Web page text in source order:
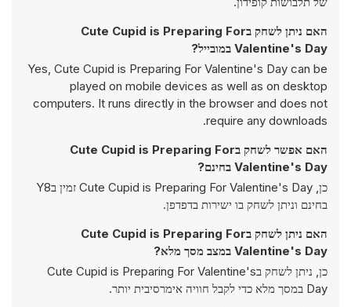
האם ניתן לשחק בCute Cupid is Preparing For
Valentine's Day במובייל?
Yes, Cute Cupid is Preparing For Valentine's Day can be
played on mobile devices as well as on desktop
computers. It runs directly in the browser and does not
require any downloads.
האם אפשר לשחק בCute Cupid is Preparing For
Valentine's Day בחינם?
כן, Cute Cupid is Preparing For Valentine's Day זמין בY8
בחינם וניתן לשחק בו ישירות בדפדפן.
האם ניתן לשחק בCute Cupid is Preparing For
Valentine's Day במצב מסך מלא?
כן, ניתן לשחק בCute Cupid is Preparing For Valentine's
Day במסך מלא כדי לקבל חוויה אימרסיבית יותר.